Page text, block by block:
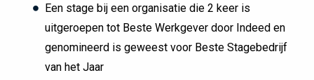
Een stage bij een organisatie die 2 keer is
uitgeroepen tot Beste Werkgever door Indeed en
genomineerd is geweest voor Beste Stagebedrijf
van het Jaar